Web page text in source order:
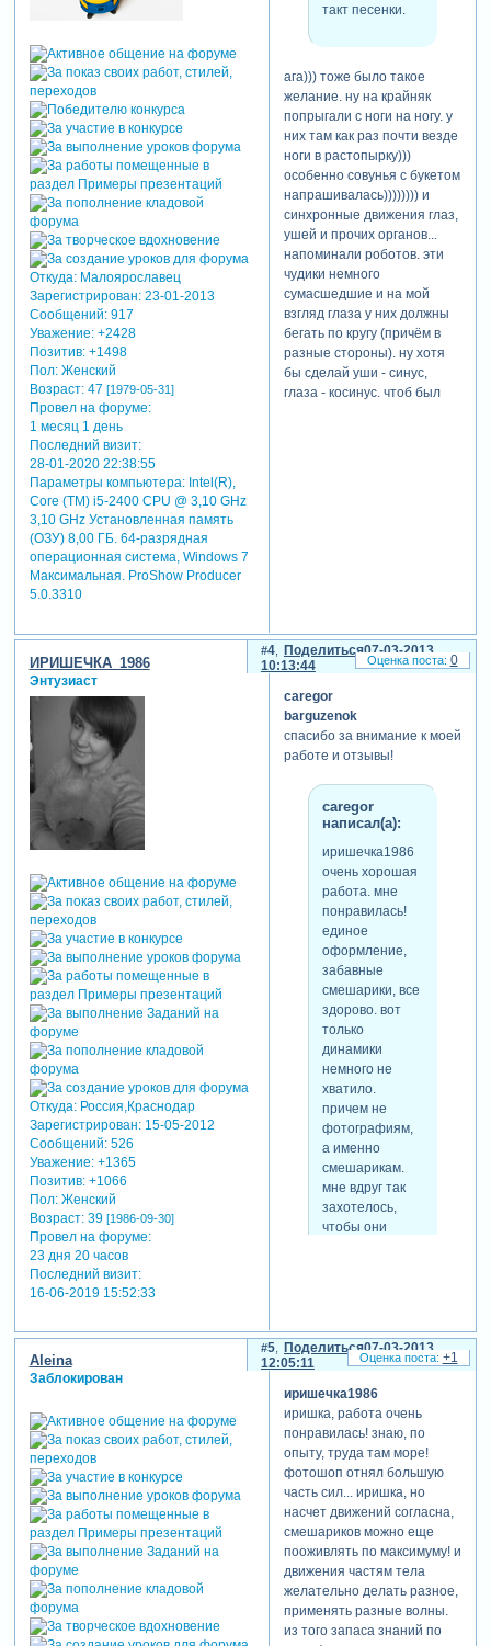
Откуда:Малоярославец
Зарегистрирован: 23-01-2013
Сообщений:917
Уважение: +2428
Позитив: +1498
Пол:Женский
Возраст:47 [1979-05-31]
Провел на форуме:
1 месяц 1 день
Последний визит:
28-01-2020 22:38:55
Параметры компьютера:Intel(R),
Core (TM) i5-2400 CPU @ 3,10 GHz
3,10 GHz Установленная память
(ОЗУ) 8,00 ГБ. 64-разрядная
операционная система, Windows 7
Максимальная. ProShow Producer
5.0.3310
такт песенки.
ага))) тоже было такое
желание. ну на крайняк
попрыгали с ноги на ногу. у
них там как раз почти везде
ноги в растопырку)))
особенно совунья с букетом
напрашивалась)))))))) и
синхронные движения глаз,
ушей и прочих органов...
напоминали роботов. эти
чудики немного
сумасшедшие и на мой
взгляд глаза у них должны
бегать по кругу (причём в
разные стороны). ну хотя
бы сделай уши - синус,
глаза - косинус. чтоб был
корточки и фотаешь.
камера должны быть на
лучше - на уровне груди.
лежит деть на полу...
подходишь и ложишься!!!
дай себе задание - сфотать
таким образом 100-150
хороших кадров. после
этого должно войти в
привычку.
Поделиться
4
07-03-2013
10:13:44
ИРИШЕЧКА_1986
Энтузиаст
Откуда:Россия,Краснодар
Зарегистрирован: 15-05-2012
Сообщений:526
Уважение: +1365
Позитив: +1066
Пол:Женский
Возраст:39 [1986-09-30]
Провел на форуме:
23 дня 20 часов
Последний визит:
16-06-2019 15:52:33
caregor
barguzenok
спасибо за внимание к моей
работе и отзывы!
caregor
написал(а):
иришечка1986
очень хорошая
работа. мне
понравилась!
единое
оформление,
забавные
смешарики, все
здорово. вот
только
динамики
немного не
хватило.
причем не
фотографиям,
а именно
смешарикам.
мне вдруг так
захотелось,
чтобы они
barguzenok
ага))) тоже
было такое
желание. ну на
крайняк
попрыгали с
ноги на ногу.
да мне так тоже кажется
если честно,но вот как это
сделать,чтобы они при этом
и смотрелись нормально не
0
Поделиться
5
07-03-2013
12:05:11
Aleina
Заблокирован
иришечка1986
иришка, работа очень
понравилась! знаю, по
опыту, труда там море!
фотошоп отнял большую
часть сил... иришка, но
насчет движений согласна,
смешариков можно еще
пооживлять по максимуму! и
движения частям тела
желательно делать разное,
применять разные волны.
из того запаса знаний по
+1